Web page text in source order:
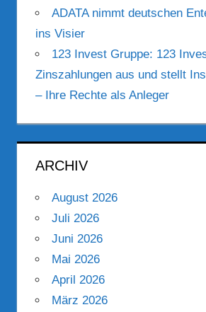
ADATA nimmt deutschen
ins Visier
123 Invest Gruppe: 123
Zinszahlungen aus und stellt
– Ihre Rechte als Anleger
ARCHIV
August 2026
Juli 2026
Juni 2026
Mai 2026
April 2026
März 2026